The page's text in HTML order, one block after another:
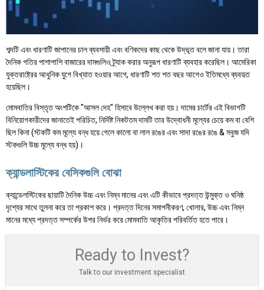
শব্দটি এবং ধারণাটি জাপানের চাল ব্যবসায়ী এবং বণিকদের কাছ থেকে উদ্ভূত বলে জানা যায়। তারা
দৈনিক গতির পাশাপাশি বাজারের দামগুলিও ট্র্যাক করার অনুরূপ ধারণাটি ব্যবহার করেছিল। আমেরিকা
যুক্তরাষ্ট্রের আধুনিক যুগে বিখ্যাত হওয়ার আগে, ধারণাটি শত শত বছর আগেও ইতিমধ্যে ব্যবহৃত
হয়েছিল।
মোমবাতির বিস্তৃত অংশটিকে "আসল দেহ" হিসাবে উল্লেখ করা হয়। দামের চার্টের এই বিভাগটি
বিনিয়োগকারীদের জানাতেই পরিচিত, নির্দিষ্ট নিকটতম দামটি তার উদ্বোধনী মূল্যের চেয়ে কম বা বেশি
ছিল কিনা (স্টকটি কম মূল্যে বন্ধ হয়ে গেলে কালো বা লাল রঙের এবং সাদা রঙের রঙে & সবুজ যদি
স্টকগুলি উচ্চ মূল্যে বন্ধ হয়)।
ক্যান্ডলাস্টিকের বেসিকগুলি বোঝা
ক্যান্ডেলস্টিকের ছায়াটি দৈনিক উচ্চ এবং নিম্ন মানের এবং এটি কীভাবে প্রদত্ত উন্মুক্ত ও ঘনিষ্ঠ
দৃশ্যের সাথে তুলনা করে তা প্রকাশ করে। প্রদত্ত দিনের সমাপনীকরণ, খোলার, উচ্চ এবং নিম্ন
মানের মধ্যে প্রদত্ত সম্পর্কের উপর নির্ভর করে মোমবাতি আকৃতির পরিবর্তিত হতে পারে।
Ready to Invest?
Talk to our investment specialist